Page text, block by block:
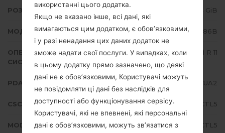
РОЗМІР ФАЙЛУ 6.84 GiB
МОДЕЛЬ Samsung SM-N986B
ОПЕРАЦІЙНА
СИСТЕМА
Android R 11
PDA/AP ВЕРСІЯ N986BXXS1CUA2
CSC ВЕРСІЯ N986BOXM1CTL5
MODEM/CP ВЕРСІЯ N986BXXU1CTL5
використанні цього додатка.
Якщо не вказано інше, всі дані, які
вимагаються цим додатком, є обов’язковими,
і у разі ненадання цих даних додаток не
зможе надати свої послуги. У випадках, коли
в цьому додатку прямо зазначено, що деякі
дані не є обов’язковими, Користувачі можуть
не повідомляти ці дані без наслідків для
доступності або функціонування сервісу.
Користувачі, які не впевнені, які персональні
дані є обов’язковими, можуть зв’язатися з